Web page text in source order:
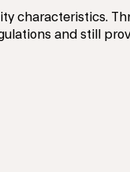
characteristics.
and still